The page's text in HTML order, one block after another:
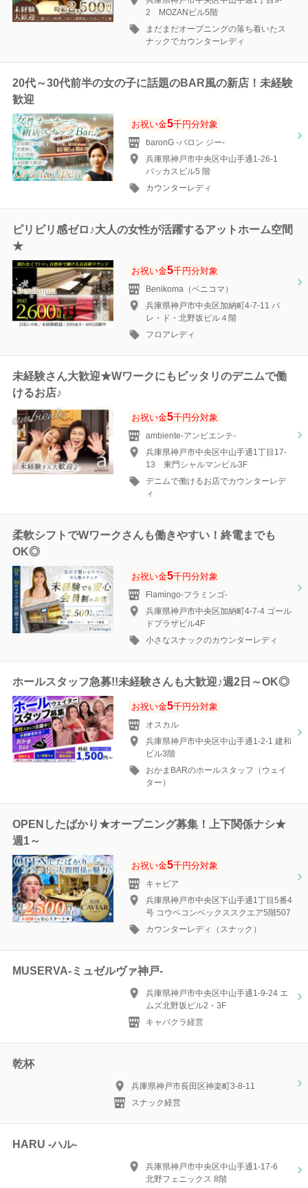
2 MOZANビル5階
まだまだオープニングの落ち着いたス
ナックでカウンターレディ
20代～30代前半の女の子に話題のBAR風の新店！未経験
歓迎
お祝い金5千円分対象
baronG -バロン ジー-
兵庫県神戸市中央区中山手通1-26-1
バッカスビル5 階
カウンターレディ
ピリピリ感ゼロ♪大人の女性が活躍するアットホーム空間
★
お祝い金5千円分対象
Benikoma（ベニコマ）
兵庫県神戸市中央区加納町4-7-11 パ
レ・ド・北野坂ビル４階
フロアレディ
未経験さん大歓迎★Wワークにもピッタリのデニムで働
けるお店♪
お祝い金5千円分対象
ambiente-アンビエンテ-
兵庫県神戸市中央区中山手通1丁目17-
13 東門シャルマンビル3F
デニムで働けるお店でカウンターレデ
ィ
柔軟シフトでWワークさんも働きやすい！終電までも
OK◎
お祝い金5千円分対象
Flamingo-フラミンゴ-
兵庫県神戸市中央区加納町4-7-4 ゴール
ドプラザビル4F
小さなスナックのカウンターレディ
ホールスタッフ急募!!未経験さんも大歓迎♪週2日～OK◎
お祝い金5千円分対象
オスカル
兵庫県神戸市中央区中山手通1-2-1 建和
ビル3階
おかまBARのホールスタッフ（ウェイ
ター）
OPENしたばかり★オープニング募集！上下関係ナシ★
週1～
お祝い金5千円分対象
キャビア
兵庫県神戸市中央区下山手通1丁目5番4
号 コウベコンベックススクエア5階507
カウンターレディ（スナック）
MUSERVA-ミュゼルヴァ神戸-
兵庫県神戸市中央区中山手通1-9-24 エ
ムズ北野坂ビル2・3F
キャバクラ経営
乾杯
兵庫県神戸市長田区神楽町3-8-11
スナック経営
HARU -ハル-
兵庫県神戸市中央区中山手通1-17-6
北野フェニックス 8階